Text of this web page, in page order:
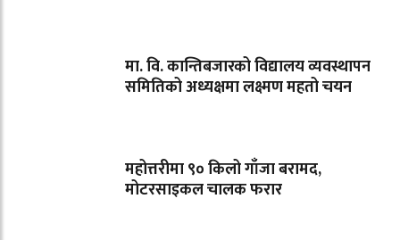
मा. वि. कान्तिबजारको विद्यालय व्यवस्थापन
समितिको अध्यक्षमा लक्ष्मण महतो चयन
महोत्तरीमा ९० किलो गाँजा बरामद,
मोटरसाइकल चालक फरार